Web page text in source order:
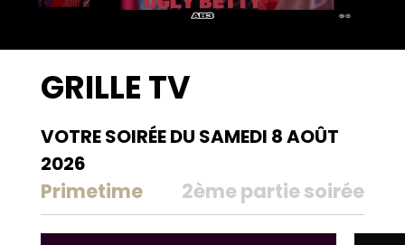
GRILLE TV
VOTRE SOIRÉE DU SAMEDI 8 AOÛT
2026
Primetime 2ème partie soirée